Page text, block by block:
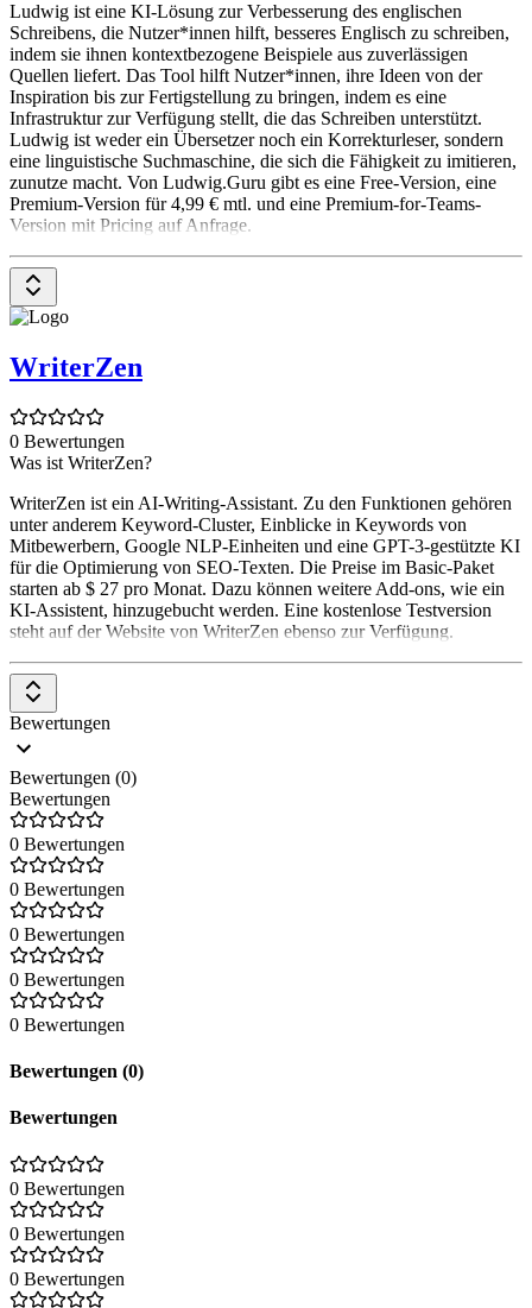
Ludwig ist eine KI-Lösung zur Verbesserung des englischen
Schreibens, die Nutzer*innen hilft, besseres Englisch zu schreiben,
indem sie ihnen kontextbezogene Beispiele aus zuverlässigen
Quellen liefert. Das Tool hilft Nutzer*innen, ihre Ideen von der
Inspiration bis zur Fertigstellung zu bringen, indem es eine
Infrastruktur zur Verfügung stellt, die das Schreiben unterstützt.
Ludwig ist weder ein Übersetzer noch ein Korrekturleser, sondern
eine linguistische Suchmaschine, die sich die Fähigkeit zu imitieren,
zunutze macht. Von Ludwig.Guru gibt es eine Free-Version, eine
Premium-Version für 4,99 € mtl. und eine Premium-for-Teams-
Version mit Pricing auf Anfrage.
WriterZen
0 Bewertungen
Was ist WriterZen?
WriterZen ist ein AI-Writing-Assistant. Zu den Funktionen gehören
unter anderem Keyword-Cluster, Einblicke in Keywords von
Mitbewerbern, Google NLP-Einheiten und eine GPT-3-gestützte KI
für die Optimierung von SEO-Texten. Die Preise im Basic-Paket
starten ab $ 27 pro Monat. Dazu können weitere Add-ons, wie ein
KI-Assistent, hinzugebucht werden. Eine kostenlose Testversion
steht auf der Website von WriterZen ebenso zur Verfügung.
Bewertungen
Bewertungen (0)
Bewertungen
0 Bewertungen
0 Bewertungen
0 Bewertungen
0 Bewertungen
0 Bewertungen
Bewertungen (0)
Bewertungen
0 Bewertungen
0 Bewertungen
0 Bewertungen